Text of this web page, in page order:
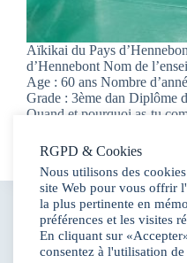
Aïkikai du Pays
d’Hennebont Nom de
Age : 60 ans Nombre
Grade : 3ème dan Diplôme
Quand et pourquoi as-tu
fabrice
3 février
RGPD & Cookies
Nous utilisons des
site Web pour vous offrir
la plus pertinente en
préférences et les visites
En cliquant sur
consentez à l'utilisation